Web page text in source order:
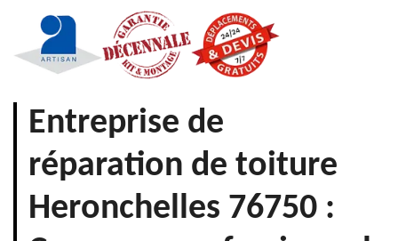
Entreprise de
réparation de toiture
Heronchelles 76750 :